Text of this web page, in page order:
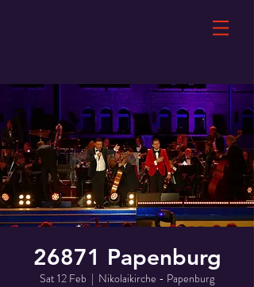
26871 Papenburg
Sat 12 Feb
  |
Nikolaikirche - Papenburg